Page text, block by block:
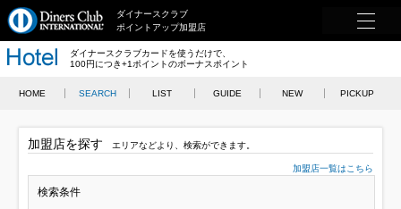
ダイナースクラブ
ポイントアップ加盟店
ダイナースクラブカードを使うだけで、
100円につき+1ポイントのボーナスポイント
HOME SEARCH LIST GUIDE NEW PICKUP
加盟店を探す エリアなどより、検索ができます。
加盟店一覧はこちら
検索条件